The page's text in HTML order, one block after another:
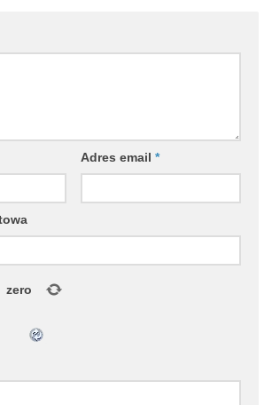
Adres email *
zero